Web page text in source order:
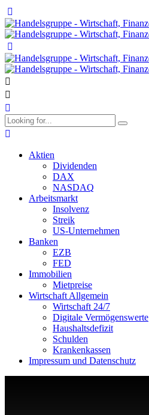
Aktien
Dividenden
DAX
NASDAQ
Arbeitsmarkt
Insolvenz
Streik
US-Unternehmen
Banken
EZB
FED
Immobilien
Mietpreise
Wirtschaft Allgemein
Wirtschaft 24/7
Digitale Vermögenswerte
Haushaltsdefizit
Schulden
Krankenkassen
Impressum und Datenschutz